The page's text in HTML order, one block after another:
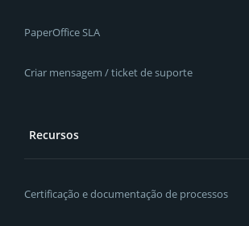
PaperOffice SLA
Criar mensagem / ticket de suporte
Recursos
Certificação e documentação de processos